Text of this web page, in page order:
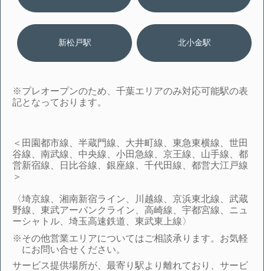
新松戸駅 北小金駅
※プレオープンのため、千葉エリアのみ対応可能駅の表
記となっております。
＜田園都市線、半蔵門線、大井町線、東急東横線、世田
谷線、南武線、中央線、小田急線、京王線、山手線、都
営新宿線、日比谷線、銀座線、千代田線、都営大江戸線
＞
〈埼京線、湘南新宿ライン、川越線、京浜東北線、武蔵
野線、東武アーバンクライン、高崎線、宇都宮線、ニュ
ーシャトル、埼玉高速鉄道、東武東上線〉
※その他営業エリアについてはご相談承ります。お気軽
にお問い合せください。
サービス提供場所が、最寄り駅より離れており、サービ